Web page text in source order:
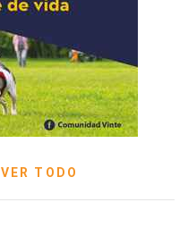
VER TODO